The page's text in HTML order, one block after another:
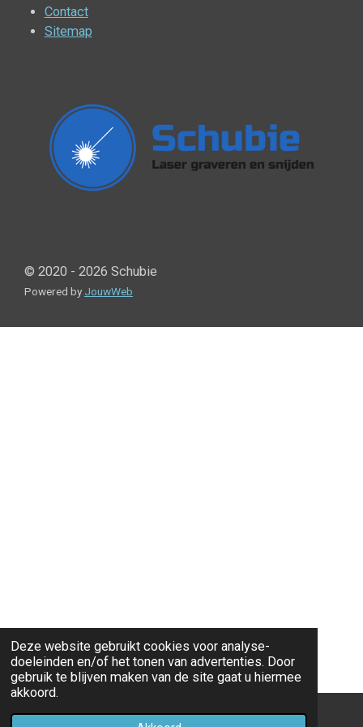
Deze website gebruikt cookies voor analyse-
doeleinden en/of het tonen van advertenties. Door
gebruik te blijven maken van de site gaat u hiermee
akkoord.
Contact
Sitemap
© 2020 - 2026 Schubie
Powered by JouwWeb